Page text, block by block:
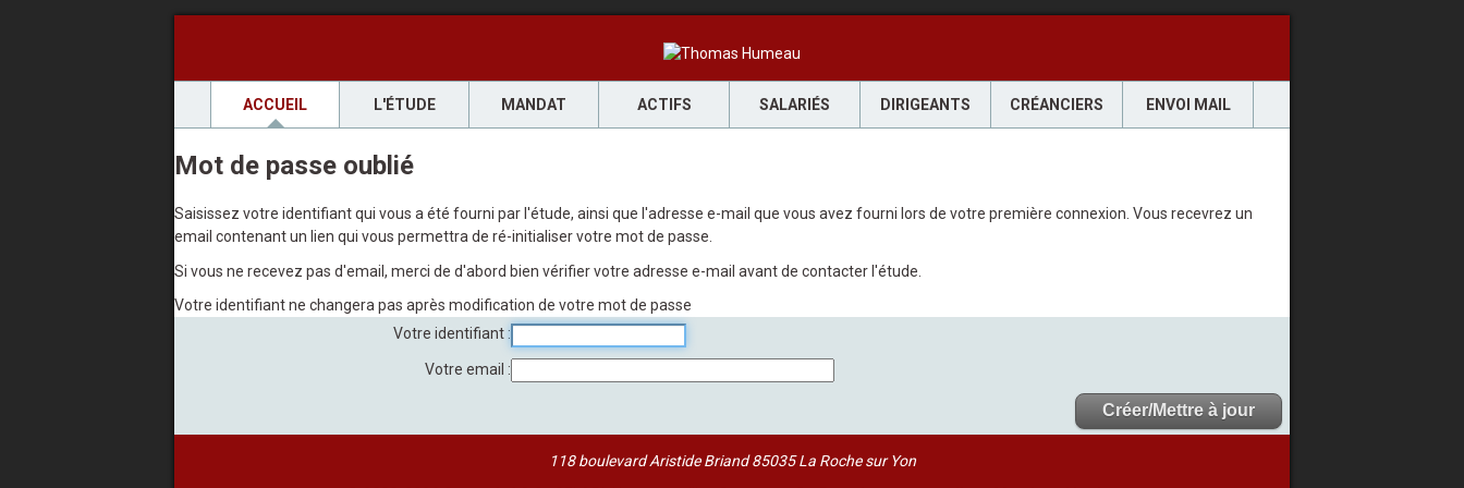
ACCUEIL L'ÉTUDE MANDAT ACTIFS SALARIÉS DIRIGEANTS CRÉANCIERS ENVOI MAIL
Mot de passe oublié
Saisissez votre identifiant qui vous a été fourni par l'étude, ainsi que l'adresse e-mail que vous avez fourni lors de votre première connexion. Vous recevrez un
email contenant un lien qui vous permettra de ré-initialiser votre mot de passe.
Si vous ne recevez pas d'email, merci de d'abord bien vérifier votre adresse e-mail avant de contacter l'étude.
Votre identifiant ne changera pas après modification de votre mot de passe
Votre identifiant
Votre email
118 boulevard Aristide Briand 85035 La Roche sur Yon